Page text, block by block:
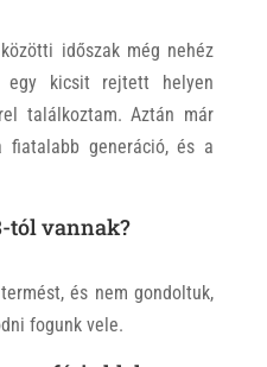
időszak még nehéz
egy kicsit rejtett helyen
találkoztam. Aztán már
generáció, és a
tól vannak?
és nem gondoltuk,
fogunk vele.